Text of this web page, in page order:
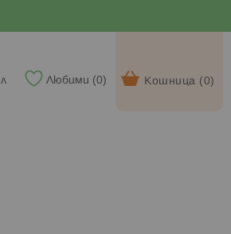
Кошница (0)
Любими (0)